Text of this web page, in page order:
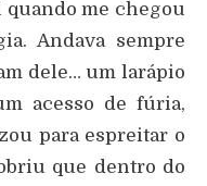
quando me chegou
Andava sempre
dele… um larápio
acesso de fúria,
para espreitar o
que dentro do